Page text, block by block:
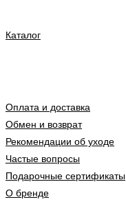
Каталог
Оплата и доставка
Обмен и возврат
Рекомендации об уходе
Частые вопросы
Подарочные сертификаты
О бренде